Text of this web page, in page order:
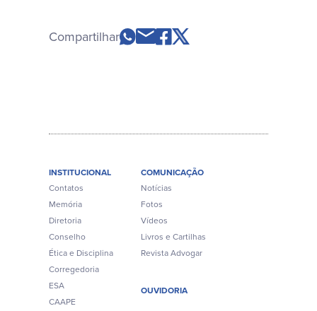
Compartilhar
INSTITUCIONAL
Contatos
Memória
Diretoria
Conselho
Ética e Disciplina
Corregedoria
ESA
CAAPE
COMUNICAÇÃO
Notícias
Fotos
Vídeos
Livros e Cartilhas
Revista Advogar
OUVIDORIA